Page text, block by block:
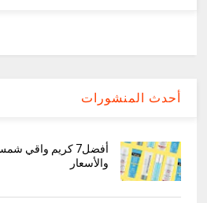
أحدث المنشورات
أفضل7 كريم واقي
والأسعار